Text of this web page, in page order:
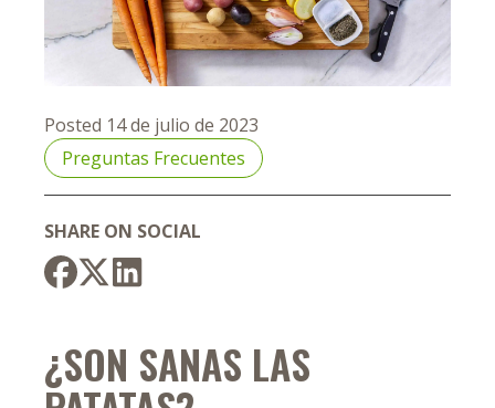
Posted 14 de julio de 2023
Preguntas Frecuentes
SHARE ON SOCIAL
¿SON SANAS LAS